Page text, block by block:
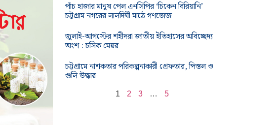
পাঁচ হাজার মানুষ পেল এনসিপির ‘চিকেন বিরিয়ানি’
চট্টগ্রাম নগরের লালদিঘী মাঠে গণভোজ
জুলাই-আগস্টের শহীদরা জাতীয় ইতিহাসের অবিচ্ছেদ্য
অংশ : চসিক মেয়র
চট্টগ্রামে নাশকতার পরিকল্পনাকারী গ্রেফতার, পিস্তল ও
গুলি উদ্ধার
1 2 3 … 5